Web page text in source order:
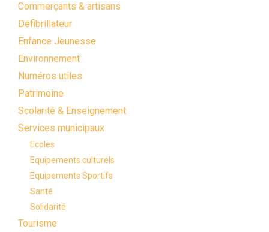
Commerçants & artisans
Défibrillateur
Enfance Jeunesse
Environnement
Numéros utiles
Patrimoine
Scolarité & Enseignement
Services municipaux
Ecoles
Equipements culturels
Equipements Sportifs
Santé
Solidarité
Tourisme